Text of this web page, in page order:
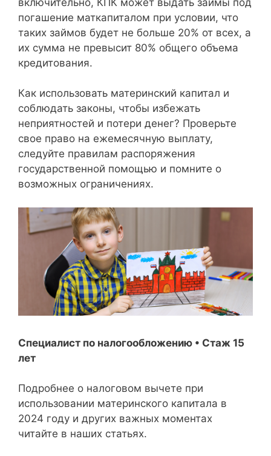
погашение маткапиталом при условии, что
таких займов будет не больше 20% от всех, а
их сумма не превысит 80% общего объема
кредитования.
Как использовать материнский капитал и
соблюдать законы, чтобы избежать
неприятностей и потери денег? Проверьте
свое право на ежемесячную выплату,
следуйте правилам распоряжения
государственной помощью и помните о
возможных ограничениях.
Специалист по налогообложению • Стаж 15
лет
Подробнее о налоговом вычете при
использовании материнского капитала в
2024 году и других важных моментах
читайте в наших статьях.